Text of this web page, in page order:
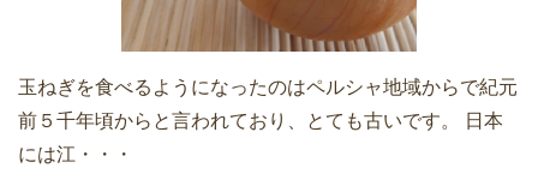
玉ねぎを食べるようになったのはペルシャ地域からで紀元
前５千年頃からと言われており、とても古いです。 日本
には江・・・